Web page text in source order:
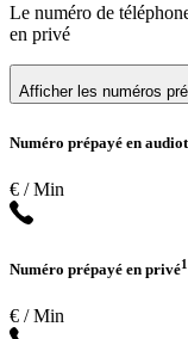
Le numéro de
en privé
Afficher les numéros
Numéro prépayé en
€ / Min
Numéro prépayé en privé1
€ / Min